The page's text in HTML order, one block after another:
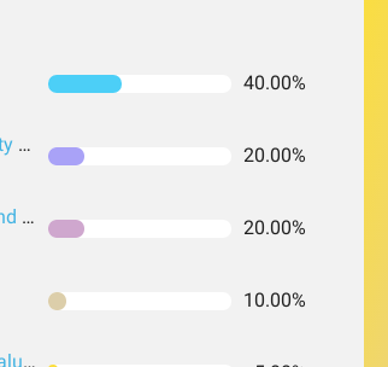
40.00%
Schwab U.S. Dividend Equity ETF 20.00%
Vanguard Growth Index Fund ETF Shares 20.00%
10.00%
Avantis® U.S. Small Cap Value ETF